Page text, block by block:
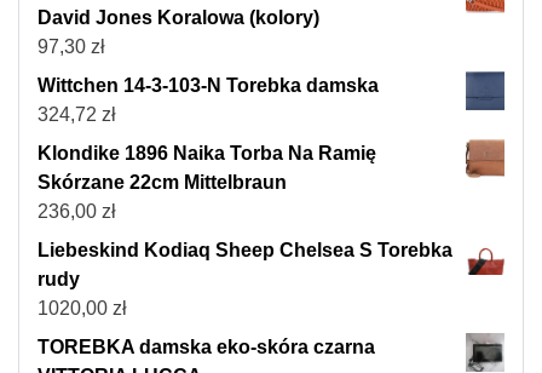
David Jones Koralowa (kolory)
97,30 zł
Wittchen 14-3-103-N Torebka damska
324,72 zł
Klondike 1896 Naika Torba Na Ramię
Skórzane 22cm Mittelbraun
236,00 zł
Liebeskind Kodiaq Sheep Chelsea S Torebka
rudy
1020,00 zł
TOREBKA damska eko-skóra czarna